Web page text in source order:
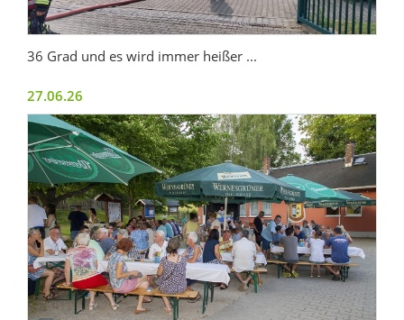
36 Grad und es wird immer heißer ...
27.06.26